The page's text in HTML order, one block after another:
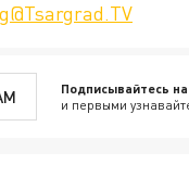
Подписывайтесь
и первыми